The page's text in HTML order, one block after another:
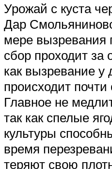
Урожай с куста
Дар
мере вызревания
сбор проходит за
как вызревание у
происходит
Главное не
так как спелые
культуры
время
теряют свою